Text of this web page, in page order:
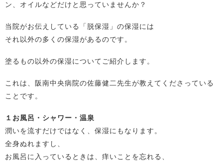
ン、オイルなどだけと思っていませんか？
当院がお伝えしている「脱保湿」の保湿には
それ以外の多くの保湿があるのです。
塗るもの以外の保湿についてご紹介します。
これは、阪南中央病院の佐藤健二先生が教えてくださっている
ことです。
１お風呂・シャワー・温泉
潤いを流すだけではなく、保湿にもなります。
全身ぬれますし、
お風呂に入っているときは、痒いことを忘れる、